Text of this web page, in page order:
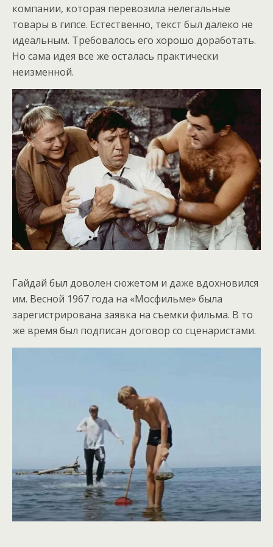
компании, которая перевозила нелегальные
товары в гипсе. Естественно, текст был далеко не
идеальным. Требовалось его хорошо доработать.
Но сама идея все же осталась практически
неизменной.
Гайдай был доволен сюжетом и даже вдохновился
им. Весной 1967 года на «Мосфильме» была
зарегистрирована заявка на съемки фильма. В то
же время был подписан договор со сценаристами.